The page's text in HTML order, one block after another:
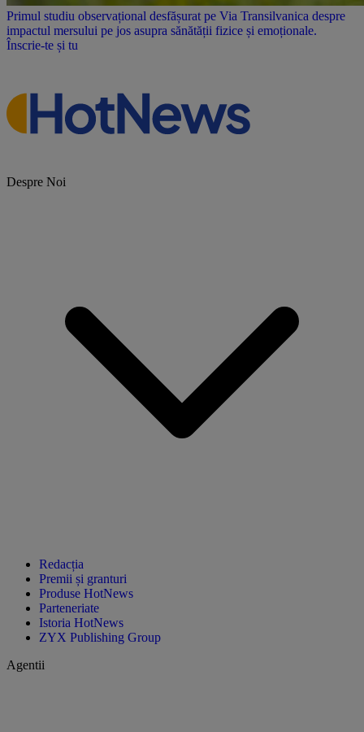
Primul studiu observațional desfășurat pe Via Transilvanica despre
impactul mersului pe jos asupra sănătății fizice și emoționale.
Înscrie-te și tu
Despre Noi
Redacția
Premii și granturi
Produse HotNews
Parteneriate
Istoria HotNews
ZYX Publishing Group
Agentii